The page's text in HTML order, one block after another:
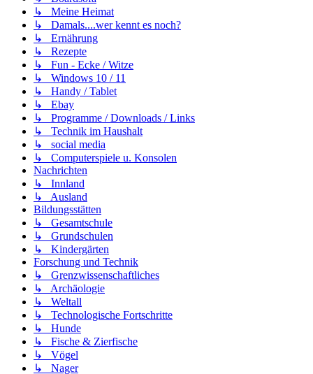
↳ Meine Heimat
↳ Damals....wer kennt es noch?
↳ Ernährung
↳ Rezepte
↳ Fun - Ecke / Witze
↳ Windows 10 / 11
↳ Handy / Tablet
↳ Ebay
↳ Programme / Downloads / Links
↳ Technik im Haushalt
↳ social media
↳ Computerspiele u. Konsolen
Nachrichten
↳ Innland
↳ Ausland
Bildungsstätten
↳ Gesamtschule
↳ Grundschulen
↳ Kindergärten
Forschung und Technik
↳ Grenzwissenschaftliches
↳ Archäologie
↳ Weltall
↳ Technologische Fortschritte
↳ Hunde
↳ Fische & Zierfische
↳ Vögel
↳ Nager